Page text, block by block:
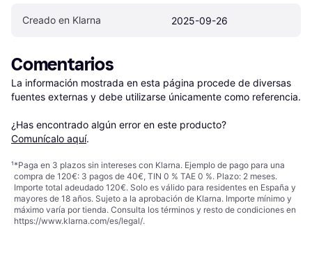
Creado en Klarna 2025-09-26
Comentarios
La información mostrada en esta página procede de diversas
fuentes externas y debe utilizarse únicamente como referencia.
¿Has encontrado algún error en este producto?
Comunícalo aquí.
¹*Paga en 3 plazos sin intereses con Klarna. Ejemplo de pago para una
compra de 120€: 3 pagos de 40€, TIN 0 % TAE 0 %. Plazo: 2 meses.
Importe total adeudado 120€. Solo es válido para residentes en España y
mayores de 18 años. Sujeto a la aprobación de Klarna. Importe mínimo y
máximo varía por tienda. Consulta los términos y resto de condiciones en
https://www.klarna.com/es/legal/.